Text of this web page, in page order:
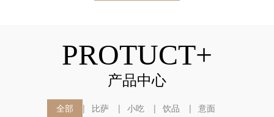
PROTUCT+
产品中心
全部 比萨 小吃 饮品 意面